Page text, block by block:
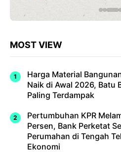
MOST VIEW
Harga Material
Naik di Awal 2026, Batu
Paling Terdampak
Pertumbuhan KPR
Persen, Bank Perketat
Perumahan di Tengah
Ekonomi